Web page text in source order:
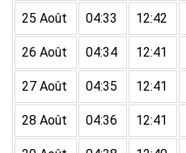
25 Août 04:33 12:42
26 Août 04:34 12:41
27 Août 04:35 12:41
28 Août 04:36 12:41